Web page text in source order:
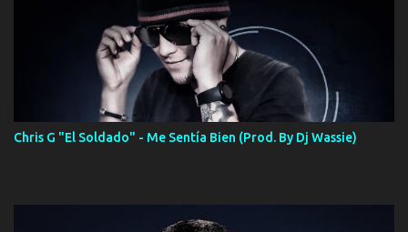
Chris G "El Soldado" - Me Sentía Bien (Prod. By Dj Wassie)